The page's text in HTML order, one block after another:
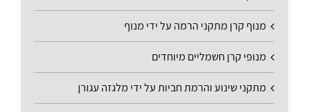
מנוף קרן מתקני הרמה על ידי מנוף
מנופי קרן חשמליים מיוחדים
מתקני שינוע והרמת חביות על ידי מלגזה עגורן